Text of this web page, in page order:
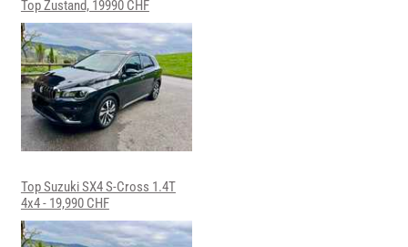
Top Zustand, 19990 CHF
Top Suzuki SX4 S-Cross 1.4T
4x4 - 19,990 CHF